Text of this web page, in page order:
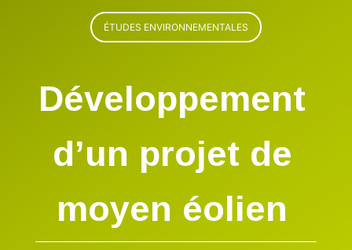
ÉTUDES ENVIRONNEMENTALES
Développement
d’un projet de
moyen éolien